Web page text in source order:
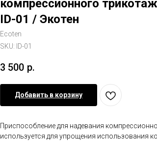
компрессионного
ID-01 / Экотен
Ecoten
SKU: ID-01
3 500 р.
Добавить в корзину
Приспособление для надевания
используется для упрощения использования